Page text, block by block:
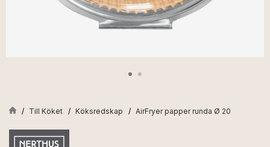
Till Köket Köksredskap AirFryer papper runda Ø 20